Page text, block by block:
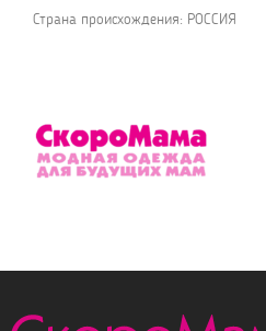
Страна происхождения: РОССИЯ